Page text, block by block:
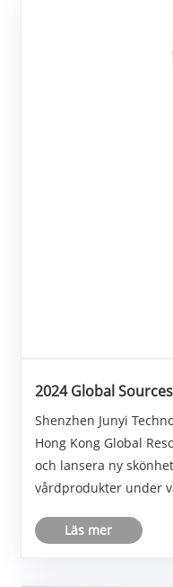
2024 Global
Shenzhen Junyi
Hong Kong Global
och lansera ny
vårdprodukter under
9K05 Läs mer